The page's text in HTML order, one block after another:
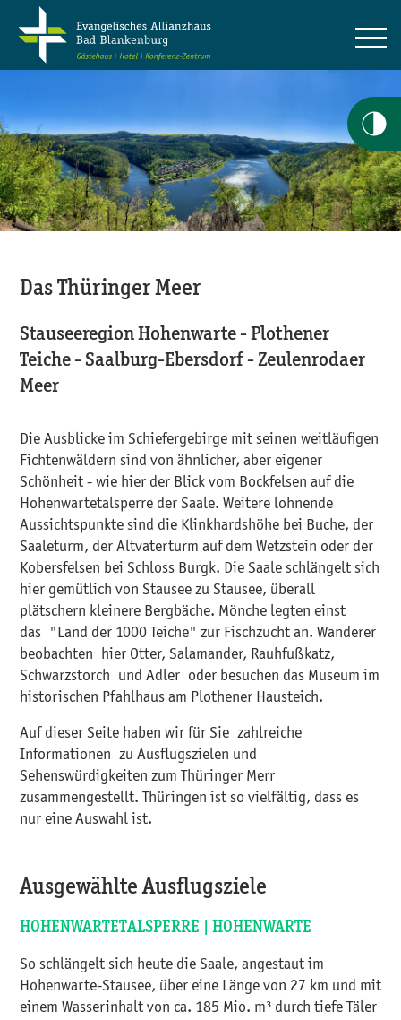
Das Thüringer Meer
Stauseeregion Hohenwarte - Plothener
Teiche - Saalburg-Ebersdorf - Zeulenrodaer
Meer
Die Ausblicke im Schiefergebirge mit seinen weitläufigen
Fichtenwäldern sind von ähnlicher, aber eigener
Schönheit - wie hier der Blick vom Bockfelsen auf die
Hohenwartetalsperre der Saale. Weitere lohnende
Aussichtspunkte sind die Klinkhardshöhe bei Buche, der
Saaleturm, der Altvaterturm auf dem Wetzstein oder der
Kobersfelsen bei Schloss Burgk. Die Saale schlängelt sich
hier gemütlich von Stausee zu Stausee, überall
plätschern kleinere Bergbäche. Mönche legten einst
das "Land der 1000 Teiche" zur Fischzucht an. Wanderer
beobachten hier Otter, Salamander, Rauhfußkatz,
Schwarzstorch und Adler oder besuchen das Museum im
historischen Pfahlhaus am Plothener Hausteich.
Auf dieser Seite haben wir für Sie zahlreiche
Informationen zu Ausflugszielen und
Sehenswürdigkeiten zum Thüringer Merr
zusammengestellt. Thüringen ist so vielfältig, dass es
nur eine Auswahl ist.
Ausgewählte Ausflugsziele
HOHENWARTETALSPERRE | HOHENWARTE
So schlängelt sich heute die Saale, angestaut im
Hohenwarte-Stausee, über eine Länge von 27 km und mit
einem Wasserinhalt von ca. 185 Mio. m³ durch tiefe Täler